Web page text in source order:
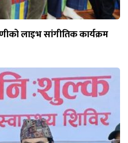
लाइभ सांगीतिक कार्यक्रम